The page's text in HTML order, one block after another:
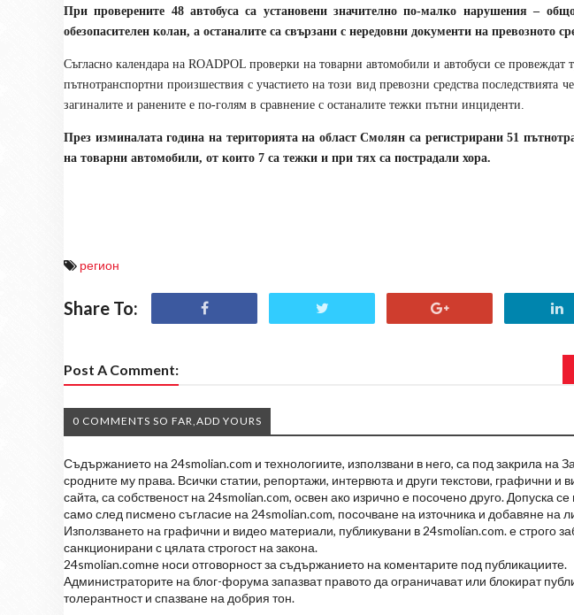
При проверените 48 автобуса са установени значително по-малко нарушения –
обезопасителен колан, а останалите са свързани с нередовни документи на превозното
Съгласно календара на ROADPOL проверки на товарни автомобили и автобуси се
пътнотранспортни произшествия с участието на този вид превозни средства последствията
загиналите и ранените е по-голям в сравнение с останалите тежки пътни инциденти.
През изминалата година на територията на област Смолян са регистрирани 51
на товарни автомобили, от които 7 са тежки и при тях са пострадали хора.
регион
Share To:
Post A Comment:
0 COMMENTS SO FAR,ADD YOURS
Съдържанието на 24smolian.com и технологиите, използвани в него, са под закрила на
сродните му права. Всички статии, репортажи, интервюта и други текстови, графични и
сайта, са собственост на 24smolian.com, освен ако изрично е посочено друго. Допуска
само след писмено съгласие на 24smolian.com, посочване на източника и добавяне на
Използването на графични и видео материали, публикувани в 24smolian.com. е строго
санкционирани с цялата строгост на закона.
24smolian.comне носи отговорност за съдържанието на коментарите под публикациите.
Администраторите на блог-форума запазват правото да ограничават или блокират
толерантност и спазване на добрия тон.